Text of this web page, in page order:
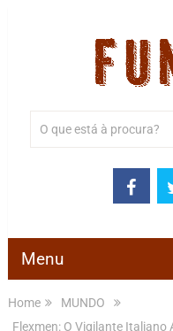
Menu
Home
MUNDO
Flexmen: O Vigilante Italiano